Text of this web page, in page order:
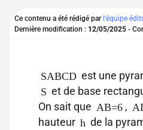
Se connecter
Pour profiter de 10
Ce contenu a été rédigé par l'équipe
Dernière modification : 12/05/2025 -
SABCD est une
S et de base
On sait que AB=6 ,
hauteur h de la